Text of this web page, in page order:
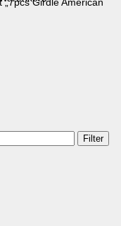
Girdle American
Filter